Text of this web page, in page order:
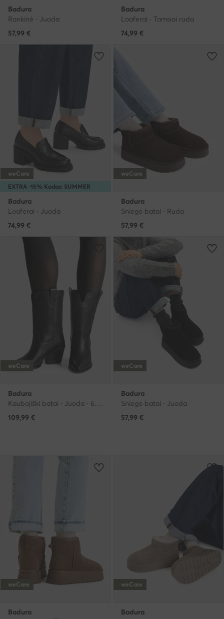
Badura
Rankinė · Juoda
57,99 €
Badura
Loaferai · Tamsiai ruda
74,99 €
EXTRA -15% Kodas: SUMMER
weCare
Badura
Loaferai · Juoda
74,99 €
weCare
Badura
Sniego batai · Ruda
57,99 €
weCare
Badura
Kaubojiški batai · Juoda · 6.5 cm
109,99 €
weCare
Badura
Sniego batai · Juoda
57,99 €
weCare
Badura
weCare
Badura